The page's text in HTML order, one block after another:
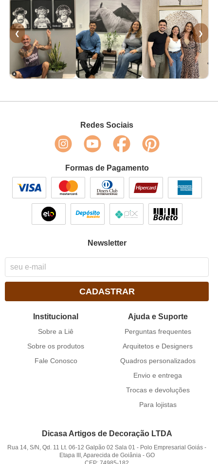
❮ ❯
Redes Sociais
Formas de Pagamento
Newsletter
CADASTRAR
Institucional
Sobre a Liê
Sobre os produtos
Fale Conosco
Ajuda e Suporte
Perguntas frequentes
Arquitetos e Designers
Quadros personalizados
Envio e entrega
Trocas e devoluções
Para lojistas
Dicasa Artigos de Decoração LTDA
Rua 14, S/N, Qd. 11 Lt. 06-12 Galpão 02 Sala 01 - Polo Empresarial Goiás -
Etapa III, Aparecida de Goiânia- GO